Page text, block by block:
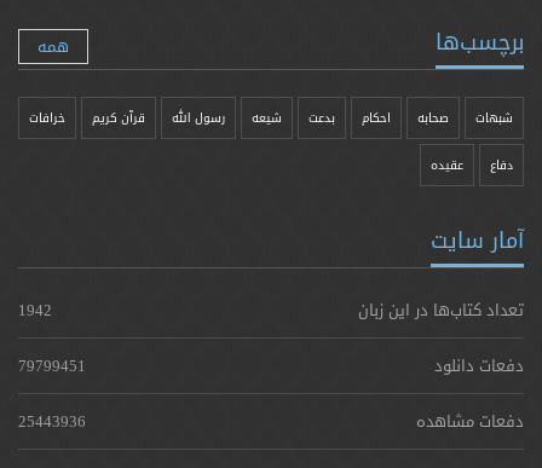
برچسب‌ها همه
شبهات صحابه احکام بدعت شیعه رسول الله قرآن کریم خرافات
دفاع عقیده
آمار سایت
تعداد کتاب‌ها در این زبان
1942
دفعات دانلود
79799451
دفعات مشاهده
25443936